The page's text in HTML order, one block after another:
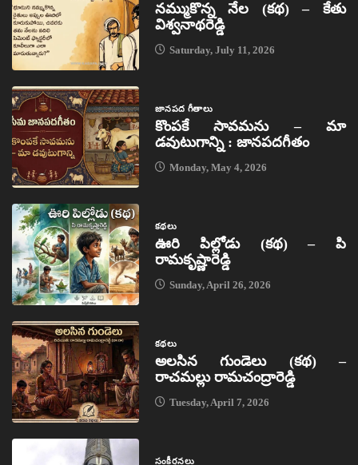
నమ్ముకొన్న నేల (కథ) – కేతు
విశ్వనాథరెడ్డి
Saturday, July 11, 2026
జానపద గీతాలు
కొంపకే సావమను – మా
డవుటుగాన్ని : జానపదగీతం
Monday, May 4, 2026
కథలు
ఊరి పిల్లోడు (కథ) – పి
రామకృష్ణారెడ్డి
Sunday, April 26, 2026
కథలు
అలసిన గుండెలు (కథ) –
రాచమల్లు రామచంద్రారెడ్డి
Tuesday, April 7, 2026
సంకీర్తనలు